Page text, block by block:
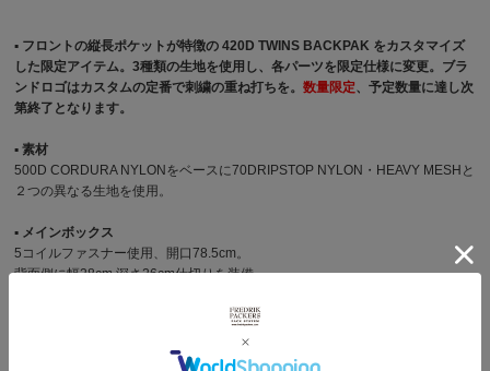
▪︎ フロントの縦長ポケットが特徴の 420D TWINS BACKPAK をカスタマイズ
した限定アイテム。3種類の生地を使用し、各パーツを限定仕様に変更。ブラ
ンドロゴはカスタムの定番で刺繍の重ね打ちを。 数量限定、予定数量に達し次
第終了となります。
▪︎ 素材
500D CORDURA NYLONをベースに70DRIPSTOP NYLON・HEAVY MESHと
２つの異なる生地を使用。
▪︎ メインボックス
5コイルファスナー使用、開口78.5cm。
背面側に幅28cm 深さ26cm仕切りを装備。
39cmのハーネス、長さ調節がワンアクションで可能。